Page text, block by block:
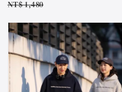
price
Regular
NT$ 1,480